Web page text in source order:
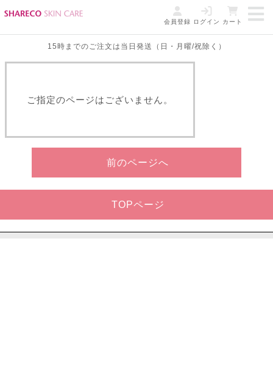
会員登録 ログイン カート
15時までのご注文は当日発送（日・月曜/祝除く）
ご指定のページはございません。
前のページへ
TOPページ